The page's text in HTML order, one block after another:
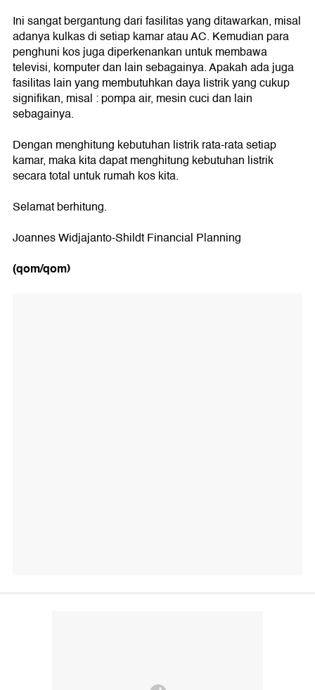
Ini sangat bergantung dari fasilitas yang ditawarkan, misal
adanya kulkas di setiap kamar atau AC. Kemudian para
penghuni kos juga diperkenankan untuk membawa
televisi, komputer dan lain sebagainya. Apakah ada juga
fasilitas lain yang membutuhkan daya listrik yang cukup
signifikan, misal : pompa air, mesin cuci dan lain
sebagainya.
Dengan menghitung kebutuhan listrik rata-rata setiap
kamar, maka kita dapat menghitung kebutuhan listrik
secara total untuk rumah kos kita.
Selamat berhitung.
Joannes Widjajanto-Shildt Financial Planning
(qom/qom)